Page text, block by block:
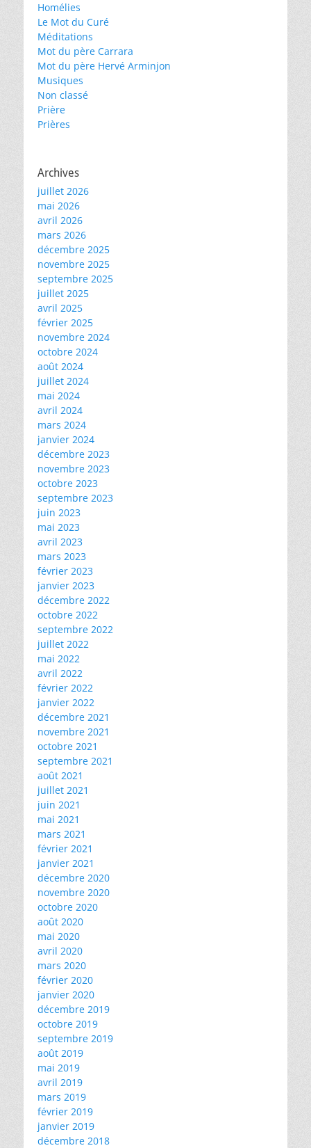
Homélies
Le Mot du Curé
Méditations
Mot du père Carrara
Mot du père Hervé Arminjon
Musiques
Non classé
Prière
Prières
Archives
juillet 2026
mai 2026
avril 2026
mars 2026
décembre 2025
novembre 2025
septembre 2025
juillet 2025
avril 2025
février 2025
novembre 2024
octobre 2024
août 2024
juillet 2024
mai 2024
avril 2024
mars 2024
janvier 2024
décembre 2023
novembre 2023
octobre 2023
septembre 2023
juin 2023
mai 2023
avril 2023
mars 2023
février 2023
janvier 2023
décembre 2022
octobre 2022
septembre 2022
juillet 2022
mai 2022
avril 2022
février 2022
janvier 2022
décembre 2021
novembre 2021
octobre 2021
septembre 2021
août 2021
juillet 2021
juin 2021
mai 2021
mars 2021
février 2021
janvier 2021
décembre 2020
novembre 2020
octobre 2020
août 2020
mai 2020
avril 2020
mars 2020
février 2020
janvier 2020
décembre 2019
octobre 2019
septembre 2019
août 2019
mai 2019
avril 2019
mars 2019
février 2019
janvier 2019
décembre 2018